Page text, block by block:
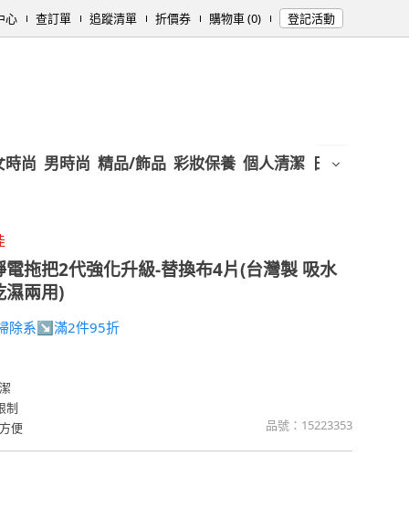
心 查訂單 追蹤清單 折價券 購物車 (0) 登記活動
時尚 男時尚 精品/飾品 彩妝保養 個人清潔 日用/紙品
電拖把2代強化升級-替換布4片(台灣製 吸水
濕兩用)
除系↘滿2件95折
制
便
品號： 15223353